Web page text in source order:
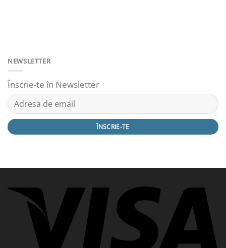
NEWSLETTER
Înscrie-te în Newsletter